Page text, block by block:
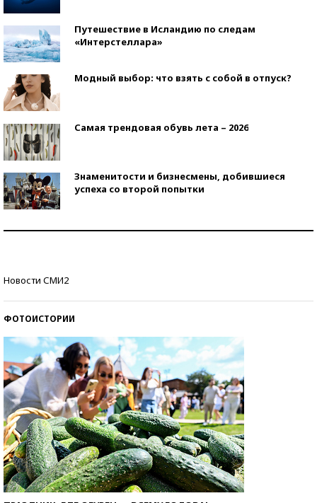
Путешествие в Исландию по следам
«Интерстеллара»
Модный выбор: что взять с собой в отпуск?
Самая трендовая обувь лета – 2026
Знаменитости и бизнесмены, добившиеся
успеха со второй попытки
Новости СМИ2
ФОТОИСТОРИИ